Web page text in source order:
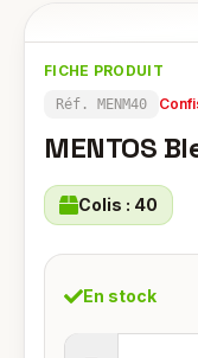
FICHE PRODUIT
Réf. MENM40
MENTOS
Colis : 40
En stock